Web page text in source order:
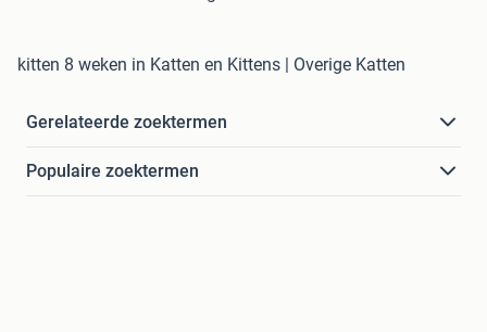
kitten 8 weken in Katten en Kittens | Overige Katten
Gerelateerde zoektermen
Populaire zoektermen